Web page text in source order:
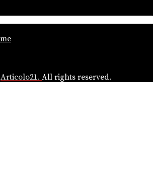
Articolo21. All rights reserved.